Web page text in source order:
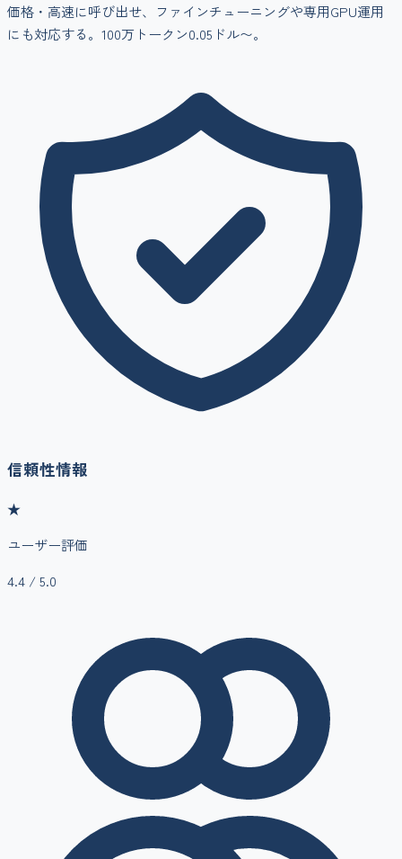
価格・高速に呼び出せ、ファインチューニングや専用GPU運用
にも対応する。100万トークン0.05ドル〜。
信頼性情報
★
ユーザー評価
4.4 / 5.0